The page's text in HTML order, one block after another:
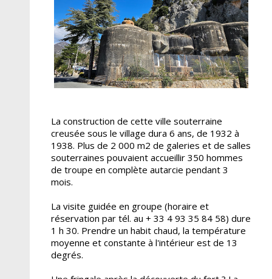
La construction de cette ville souterraine
creusée sous le village dura 6 ans, de 1932 à
1938. Plus de 2 000 m2 de galeries et de salles
souterraines pouvaient accueillir 350 hommes
de troupe en complète autarcie pendant 3
mois.
La visite guidée en groupe (horaire et
réservation par tél. au + 33 4 93 35 84 58) dure
1 h 30. Prendre un habit chaud, la température
moyenne et constante à l'intérieur est de 13
degrés.